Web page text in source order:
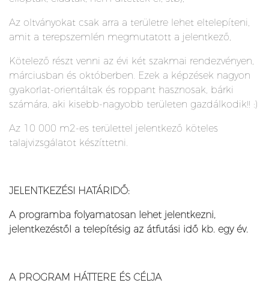
Az oltványokat csak arra a területre lehet eltelepíteni,
amit a terepszemlén megmutatott a jelentkező,
Kötelező részt venni az évi két szakmai rendezvényen,
márciusban és októberben. Ezek a képzések nagyon
gyakorlat-orientáltak és roppant hasznosak, bárki
számára, aki kisebb-nagyobb területen gazdálkodik!! :)
Az 10 000 m2-es területtel jelentkező köteles
talajvizsgálatot készíttetni.
JELENTKEZÉSI HATÁRIDŐ:
A programba folyamatosan lehet jelentkezni,
jelentkezéstől a telepítésig az átfutási idő kb. egy év.
A PROGRAM HÁTTERE ÉS CÉLJA